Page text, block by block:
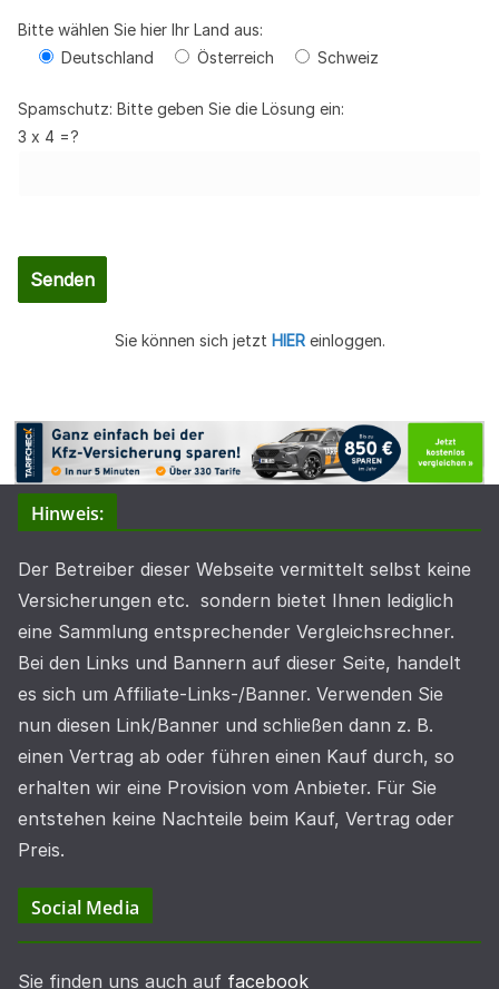
Bitte wählen Sie hier Ihr Land aus:
Deutschland
Österreich Schweiz
Spamschutz: Bitte geben Sie die Lösung ein:
3 x 4 =?
Sie können sich jetzt HIEReinloggen.
Hinweis:
Der Betreiber dieser Webseite vermittelt selbst keine
Versicherungen etc. sondern bietet Ihnen lediglich
eine Sammlung entsprechender Vergleichsrechner.
Bei den Links und Bannern auf dieser Seite, handelt
es sich um Affiliate-Links-/Banner. Verwenden Sie
nun diesen Link/Banner und schließen dann z. B.
einen Vertrag ab oder führen einen Kauf durch, so
erhalten wir eine Provision vom Anbieter. Für Sie
entstehen keine Nachteile beim Kauf, Vertrag oder
Preis.
Social Media
Sie finden uns auch auf facebook